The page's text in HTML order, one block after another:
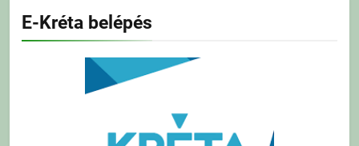
E-Kréta belépés